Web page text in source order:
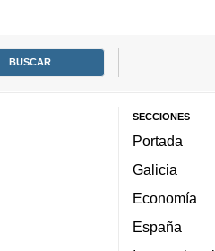
SECCIONES
Portada
Galicia
Economía
España